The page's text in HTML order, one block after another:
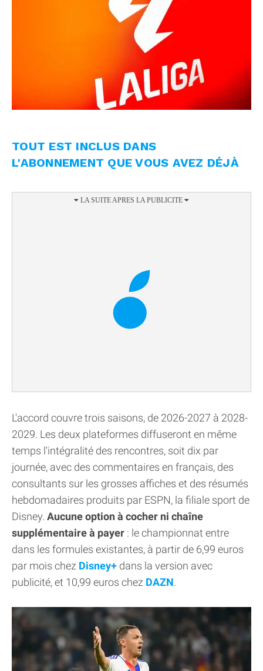
TOUT EST INCLUS DANS
L'ABONNEMENT QUE VOUS AVEZ DÉJÀ
L'accord couvre trois saisons, de 2026-2027 à 2028-
2029. Les deux plateformes diffuseront en même
temps l'intégralité des rencontres, soit dix par
journée, avec des commentaires en français, des
consultants sur les grosses affiches et des résumés
hebdomadaires produits par ESPN, la filiale sport de
Disney. Aucune option à cocher ni chaîne
supplémentaire à payer : le championnat entre
dans les formules existantes, à partir de 6,99 euros
par mois chez Disney+ dans la version avec
publicité, et 10,99 euros chez DAZN.